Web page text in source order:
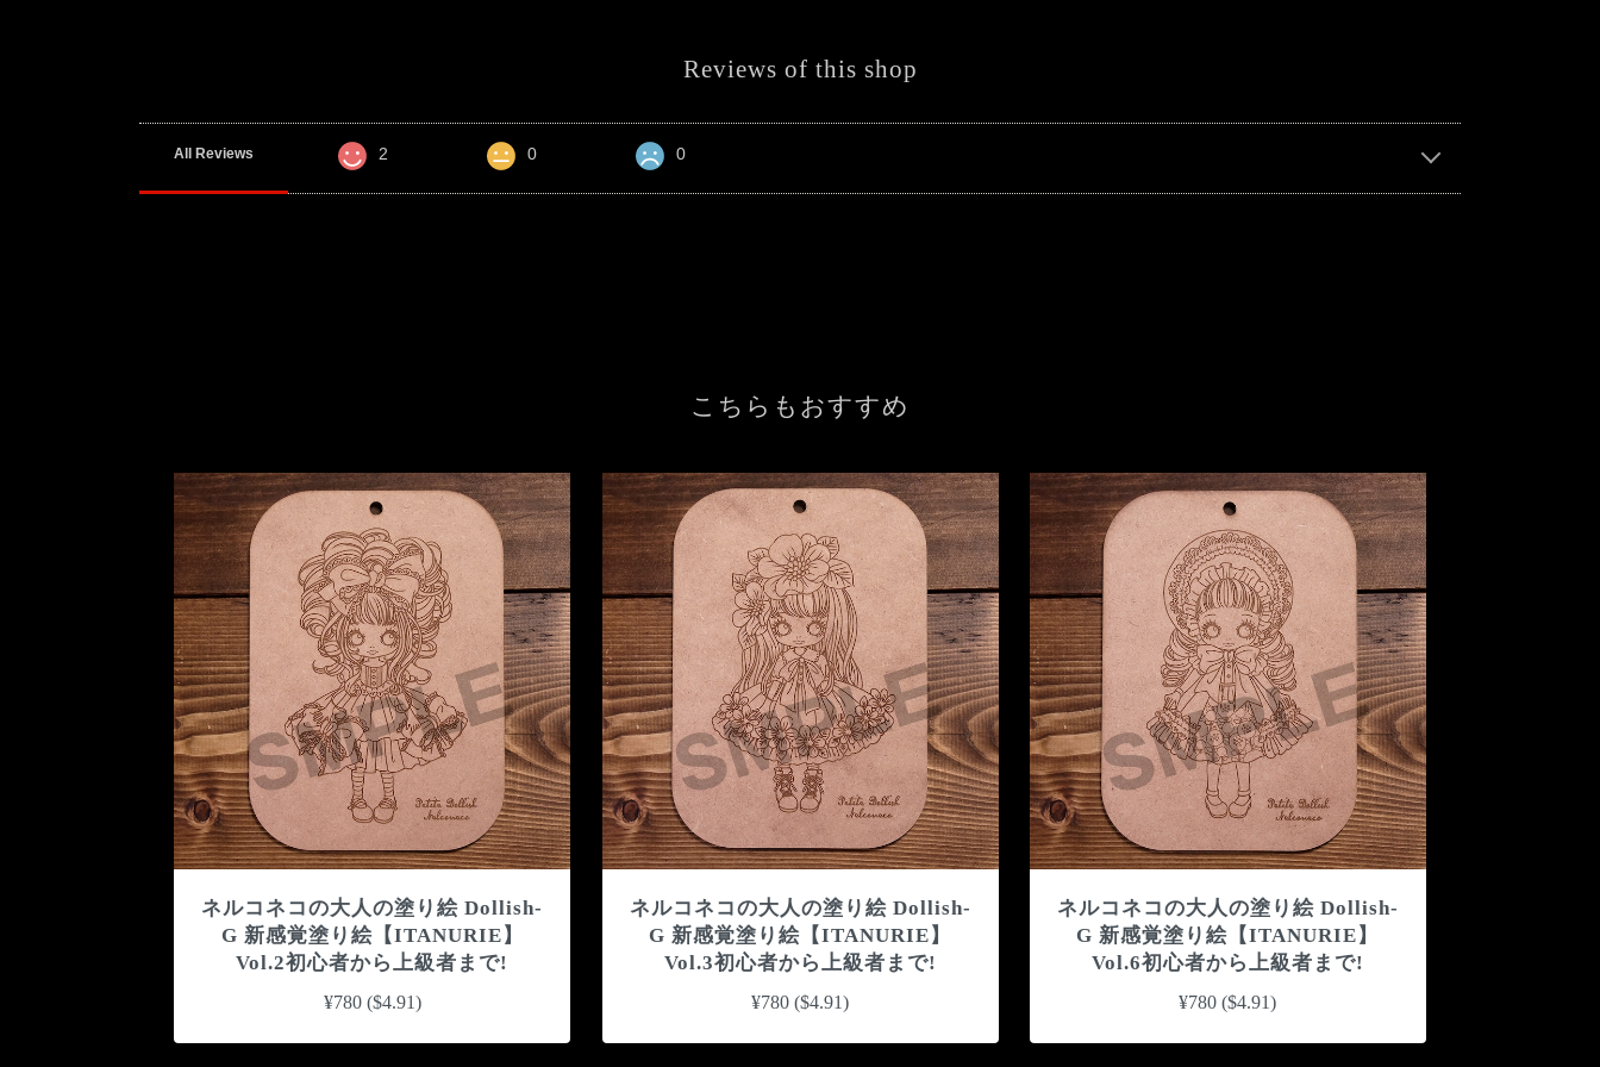
Reviews of this shop
All Reviews 2 0 0
こちらもおすすめ
ネルコネコの大人の塗り絵 Dollish-
G 新感覚塗り絵【ITANURIE】
Vol.2初心者から上級者まで!
¥780 ($4.91)
ネルコネコの大人の塗り絵 Dollish-
G 新感覚塗り絵【ITANURIE】
Vol.3初心者から上級者まで!
¥780 ($4.91)
ネルコネコの大人の塗り絵 Dollish-
G 新感覚塗り絵【ITANURIE】
Vol.6初心者から上級者まで!
¥780 ($4.91)